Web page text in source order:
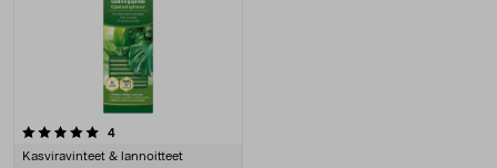
4arvostelut
Kasviravinteet & lannoitteet